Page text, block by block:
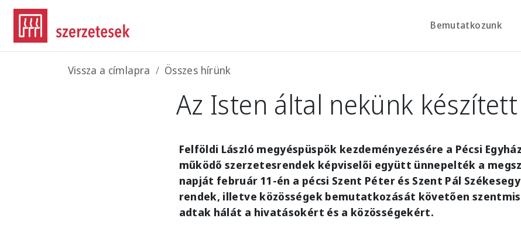
Ugrás a tartalomra
Bemutatkozunk
Morzsa
Vissza a címlapra Összes hírünk
Az Isten által nekünk
Felföldi László megyéspüspök kezdeményezésére a Pécsi
működő szerzetesrendek képviselői együtt ünnepelték a
napját február 11-én a pécsi Szent Péter és Szent Pál
rendek, illetve közösségek bemutatkozását követően
adtak hálát a hivatásokért és a közösségekért.